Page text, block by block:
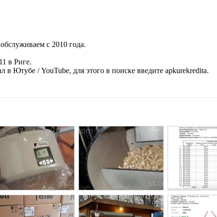
с 2010 года.
в Риге.
в Ютубе / YouTube, для этого в поиске введите apkurekredita.